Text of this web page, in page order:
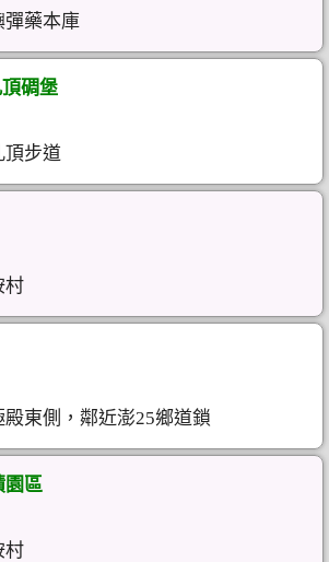
彈藥本庫
碉堡
頂步道
村
東側，鄰近澎25鄉道鎖
園區
村